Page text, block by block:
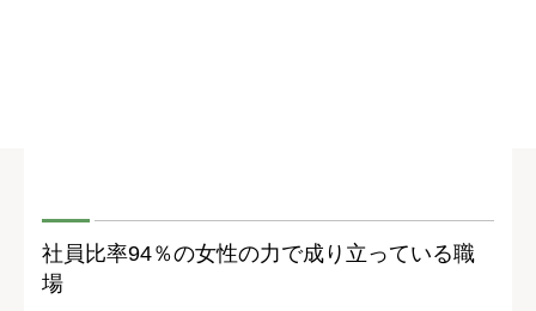
社員比率94％の女性の力で成り立っている職
場